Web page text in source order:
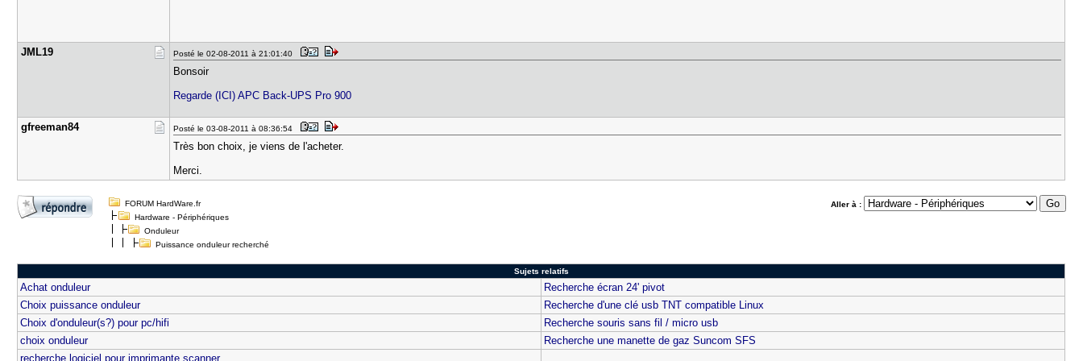
JML19 Posté le 02-08-2011 à 21:01:40
Bonsoir
Regarde (ICI) APC Back-UPS Pro 900
gfreeman84 Posté le 03-08-2011 à 08:36:54
Très bon choix, je viens de l'acheter.
Merci.
Aller à :
FORUM HardWare.fr
Hardware - Périphériques
Onduleur
Puissance onduleur recherché
Sujets relatifs
Achat onduleur
Recherche écran 24' pivot
Choix puissance onduleur
Recherche d'une clé usb TNT compatible Linux
Choix d'onduleur(s?) pour pc/hifi
Recherche souris sans fil / micro usb
choix onduleur
Recherche une manette de gaz Suncom SFS
recherche logiciel pour imprimante scanner